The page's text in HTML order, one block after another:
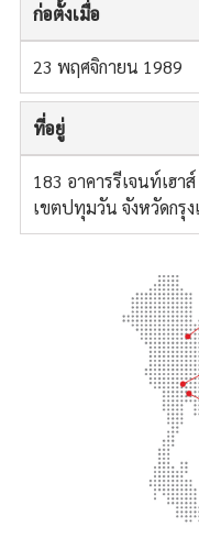
ก่อตั้งเมื่อ
23 พฤศจิกายน 1989
ที่อยู่
183 อาคารรีเจนท์เฮ
เขตปทุมวัน จังหวัดกรุ